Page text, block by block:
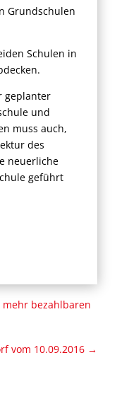
Grundschulen
Schulen in
geplanter
und
muss auch,
des
neuerliche
geführt
mehr bezahlbaren
vom 10.09.2016 →